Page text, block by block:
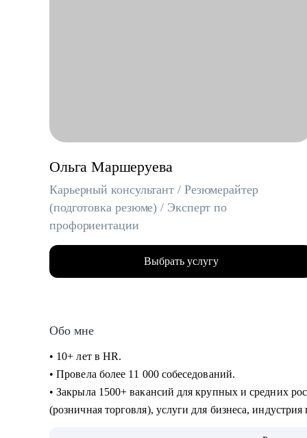
Ольга Маршеруева
Карьерный консультант / Резюмерайтер
(подготовка резюме) / Эксперт по
профориентации
Выбрать услугу
Обо мне
• 10+ лет в HR.
• Провела более 11 000 собеседований.
• Закрыла 1500+ вакансий для крупных и средних
(розничная торговля), услуги для бизнеса,